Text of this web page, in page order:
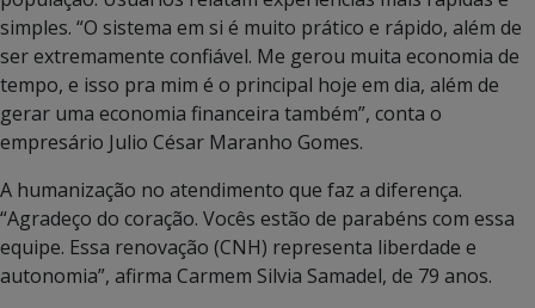
simples. “O sistema em si é muito prático e rápido, além de
ser extremamente confiável. Me gerou muita economia de
tempo, e isso pra mim é o principal hoje em dia, além de
gerar uma economia financeira também”, conta o
empresário Julio César Maranho Gomes.
A humanização no atendimento que faz a diferença.
“Agradeço do coração. Vocês estão de parabéns com essa
equipe. Essa renovação (CNH) representa liberdade e
autonomia”, afirma Carmem Silvia Samadel, de 79 anos.